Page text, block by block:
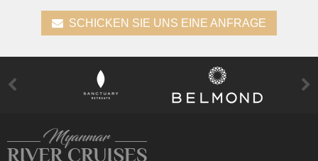
SCHICKEN SIE UNS EINE ANFRAGE